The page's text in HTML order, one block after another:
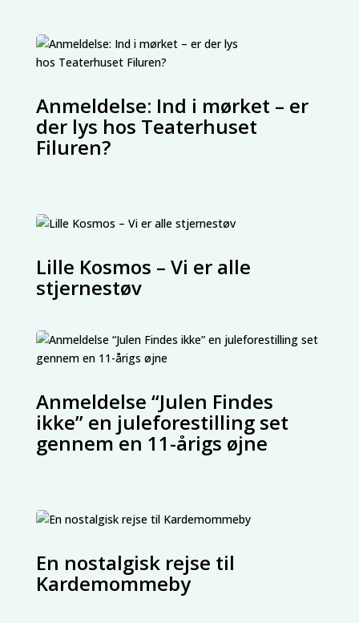
Anmeldelse: Ind i mørket – er
der lys hos Teaterhuset
Filuren?
Lille Kosmos – Vi er alle
stjernestøv
Anmeldelse “Julen Findes
ikke” en juleforestilling set
gennem en 11-årigs øjne
En nostalgisk rejse til
Kardemommeby